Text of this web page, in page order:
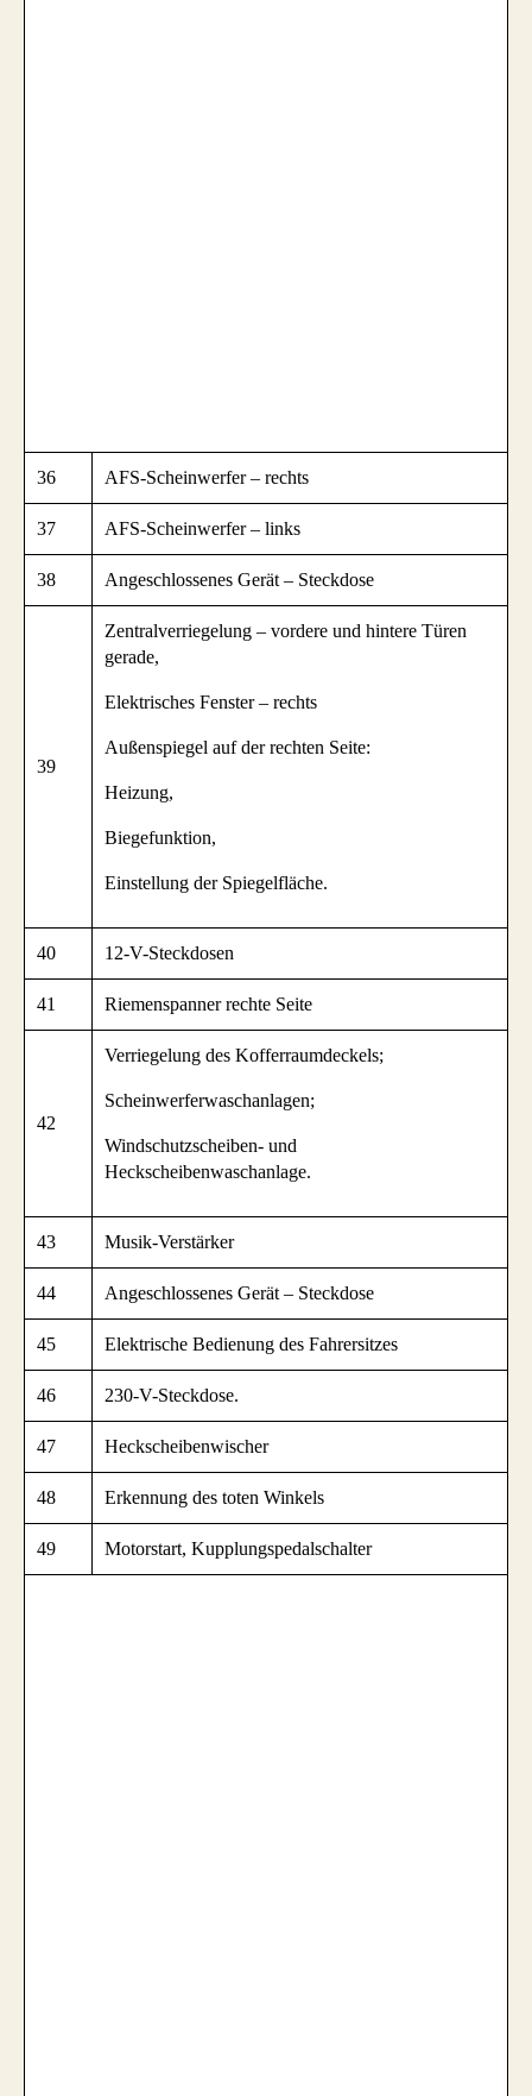
36 AFS-Scheinwerfer – rechts
37 AFS-Scheinwerfer – links
38 Angeschlossenes Gerät – Steckdose
39
Zentralverriegelung – vordere und hintere Türen
gerade,
Elektrisches Fenster – rechts
Außenspiegel auf der rechten Seite:
Heizung,
Biegefunktion,
Einstellung der Spiegelfläche.
40 12-V-Steckdosen
41 Riemenspanner rechte Seite
42
Verriegelung des Kofferraumdeckels;
Scheinwerferwaschanlagen;
Windschutzscheiben- und
Heckscheibenwaschanlage.
43 Musik-Verstärker
44 Angeschlossenes Gerät – Steckdose
45 Elektrische Bedienung des Fahrersitzes
46 230-V-Steckdose.
47 Heckscheibenwischer
48 Erkennung des toten Winkels
49 Motorstart, Kupplungspedalschalter